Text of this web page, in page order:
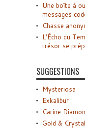
Une boîte à
messages
Chasse
L’Écho du
trésor se
SUGGESTIONS
Mysteriosa
Exkalibur
Carine
Gold & Crystal